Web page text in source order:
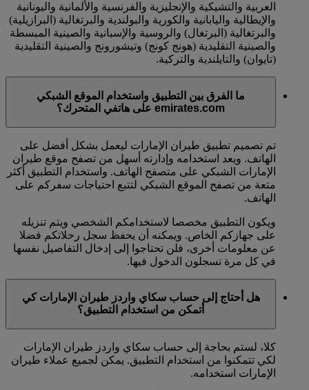
العربية والتشيكية والإنجليزية والفرنسية والألمانية واليونانية
والإيطالية واليابانية والكورية والبولندية والبرتغالية (البرازيلية)
والبرتغالية (البرتغال) والروسية والإسبانية والصينية المبسطة
والصينية التقليدية (هونج كونج) وتيشورونج والصينية التقليدية
(تايوان) والتايلندية والتركية.
ما الفرق بين التطبيق واستخدام الموقع الشبكي
emirates.com على هاتفي المتحرك؟
تم تصميم تطبيق طيران الإمارات ليعمل بشكل أفضل على
الهاتف. ويعد استخدامه وإدارته أسهل من تصفح موقع طيران
الإمارات الشبكي على متصفح الهاتف. واستخدام التطبيق أكثر
متعة من تصفح الموقع الشبكي لتتبع احتياجات سفركم على
الهاتف.
ويكون التطبيق مخصصا لاستخدامكم الشخصي ويتم تنزيله
على جهازكم الخاص. ويمكنه أن يحفظ سجل رحلاتكم فضلا
عن معلومات أخرى، فلن تحتاجوا إلى إدخال التفاصيل نفسها
في كل مرة تسجلون الدخول فيها.
هل أحتاج إلى حساب سكاي واردز طيران الإمارات كي
أتمكن من استخدام التطبيق؟
كلا، لستم بحاجة إلى حساب سكاي واردز طيران الإمارات
لكي تتمكنوا من استخدام التطبيق. يمكن لجميع عملاء طيران
الإمارات استخدامه.